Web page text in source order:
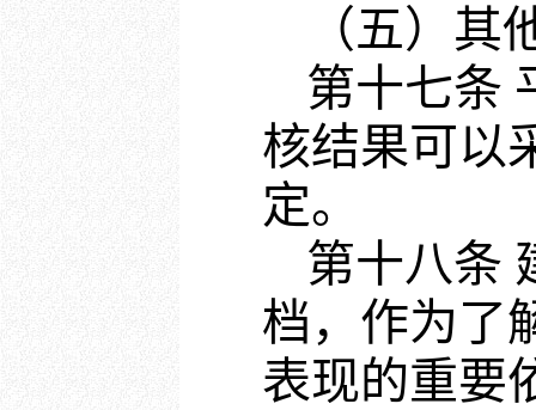
（五）其
第十七条
核结果可以
定。
第十八条
档，作为了
表现的重要